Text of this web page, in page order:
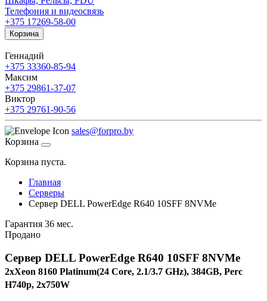
Телефония и видеосвязь
+375 17269-58-00
Корзина
Геннадий
+375 33360-85-94
Максим
+375 29861-37-07
Виктор
+375 29761-90-56
sales@forpro.by
Корзина
Корзина пуста.
Главная
Серверы
Сервер DELL PowerEdge R640 10SFF 8NVMe
Гарантия 36 мес.
Продано
Сервер DELL PowerEdge R640 10SFF 8NVMe
2xXeon 8160 Platinum(24 Core, 2.1/3.7 GHz), 384GB, Perc
H740p, 2x750W